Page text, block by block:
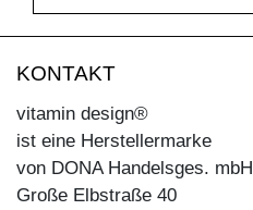
KONTAKT
vitamin design®
ist eine Herstellermarke
von DONA Handelsges. mbH
Große Elbstraße 40